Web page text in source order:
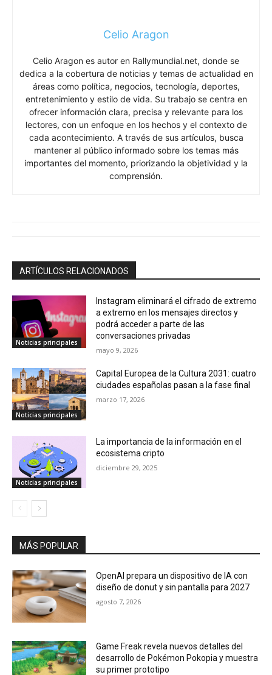
Celio Aragon
Celio Aragon es autor en Rallymundial.net, donde se
dedica a la cobertura de noticias y temas de actualidad en
áreas como política, negocios, tecnología, deportes,
entretenimiento y estilo de vida. Su trabajo se centra en
ofrecer información clara, precisa y relevante para los
lectores, con un enfoque en los hechos y el contexto de
cada acontecimiento. A través de sus artículos, busca
mantener al público informado sobre los temas más
importantes del momento, priorizando la objetividad y la
comprensión.
ARTÍCULOS RELACIONADOS
Noticias principales
Instagram eliminará el cifrado de extremo
a extremo en los mensajes directos y
podrá acceder a parte de las
conversaciones privadas
mayo 9, 2026
Noticias principales
Capital Europea de la Cultura 2031: cuatro
ciudades españolas pasan a la fase final
marzo 17, 2026
Noticias principales
La importancia de la información en el
ecosistema cripto
diciembre 29, 2025
MÁS POPULAR
OpenAI prepara un dispositivo de IA con
diseño de donut y sin pantalla para 2027
agosto 7, 2026
Game Freak revela nuevos detalles del
desarrollo de Pokémon Pokopia y muestra
su primer prototipo